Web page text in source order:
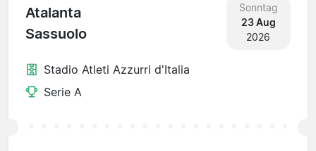
Atalanta
Sassuolo
Sonntag
23 Aug
2026
Stadio Atleti Azzurri d'Italia
Serie A